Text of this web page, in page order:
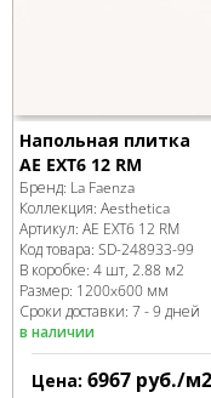
Напольная плитка
AE EXT6 12 RM
Бренд: La Faenza
Коллекция: Aesthetica
Артикул: AE EXT6 12 RM
Код товара: SD-248933-99
В коробке: 4 шт, 2.88 м2
Размер: 1200x600 мм
Сроки доставки: 7 - 9 дней
в наличии
Цена: 6967 руб./м2